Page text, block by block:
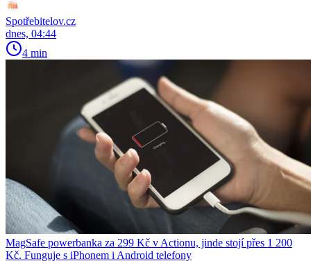
Spotřebitelov.cz
dnes, 04:44
4 min
MagSafe powerbanka za 299 Kč v Actionu, jinde stojí přes 1 200
Kč. Funguje s iPhonem i Android telefony